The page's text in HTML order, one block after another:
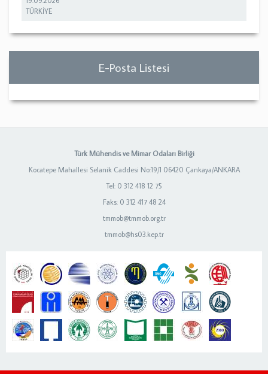
TÜRKİYE
E-Posta Listesi
Türk Mühendis ve Mimar Odaları Birliği
Kocatepe Mahallesi Selanik Caddesi No:19/1 06420 Çankaya/ANKARA
Tel: 0 312 418 12 75
Faks: 0 312 417 48 24
tmmob@tmmob.org.tr
tmmob@hs03.kep.tr